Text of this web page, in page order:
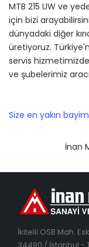
MTB 215 UW ve
için bizi
dünyadaki diğer
üretiyoruz.
servis
ve şubelerimiz
Size en yakın
İnan
İkitelli OSB Mah.